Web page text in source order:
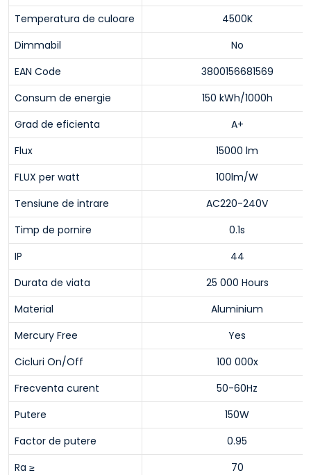
Temperatura de culoare
4500K
Dimmabil
No
EAN Code
3800156681569
Consum de energie
150 kWh/1000h
Grad de eficienta
A+
Flux
15000 lm
FLUX per watt
100lm/W
Tensiune de intrare
AC220-240V
Timp de pornire
0.1s
IP
44
Durata de viata
25 000 Hours
Material
Aluminium
Mercury Free
Yes
Cicluri On/Off
100 000x
Frecventa curent
50-60Hz
Putere
150W
Factor de putere
0.95
Ra ≥
70